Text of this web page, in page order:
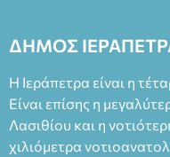
ΔΗΜΟΣ
Η Ιεράπετρα είναι η
Είναι επίσης η
Λασιθίου και η
χιλιόμετρα